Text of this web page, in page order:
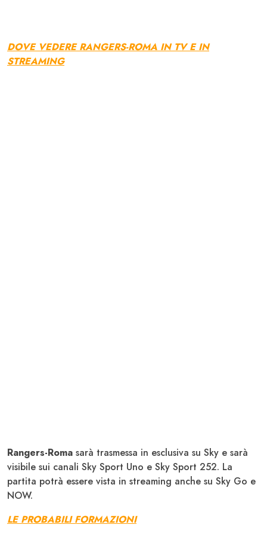
DOVE VEDERE RANGERS-ROMA IN TV E IN
STREAMING
Rangers-Roma sarà trasmessa in esclusiva su Sky e sarà
visibile sui canali Sky Sport Uno e Sky Sport 252. La
partita potrà essere vista in streaming anche su Sky Go e
NOW.
LE PROBABILI FORMAZIONI